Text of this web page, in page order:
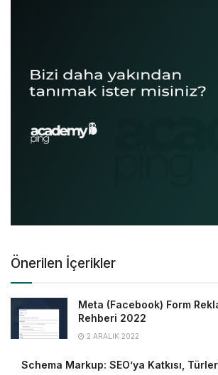
Önerilen İçerikler
Meta (Facebook) Form
Rehberi 2022
2 ARALIK 2022
Schema Markup: SEO’ya Katkısı,